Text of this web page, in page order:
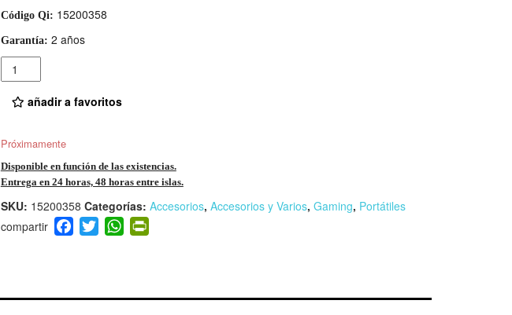
Código Qi: 15200358
Garantía: 2 años
Cantidad
añadir a favoritos
Próximamente
Disponible en función de las existencias.
Entrega en 24 horas, 48 horas entre islas.
SKU: 15200358 Categorías: Accesorios, Accesorios y Varios, Gaming, Portátiles
F
a
b
T
wi
W
h
A
Pr
in
e